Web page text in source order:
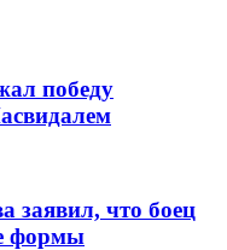
победу
заявил, что боец
формы